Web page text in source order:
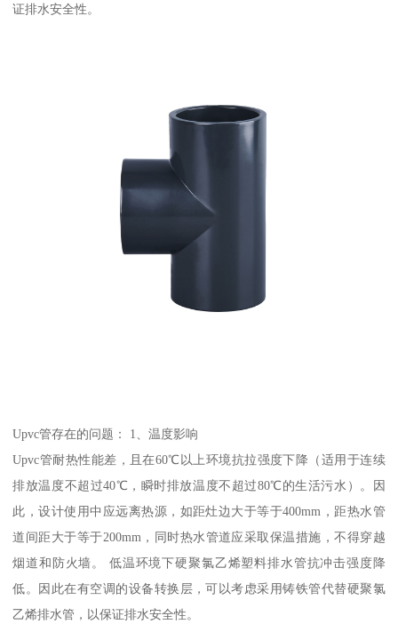
证排水安全性。
Upvc管存在的问题： 1、温度影响
Upvc管耐热性能差，且在60℃以上环境抗拉强度下降（适用于连续
排放温度不超过40℃，瞬时排放温度不超过80℃的生活污水）。因
此，设计使用中应远离热源，如距灶边大于等于400mm，距热水管
道间距大于等于200mm，同时热水管道应采取保温措施，不得穿越
烟道和防火墙。 低温环境下硬聚氯乙烯塑料排水管抗冲击强度降
低。因此在有空调的设备转换层，可以考虑采用铸铁管代替硬聚氯
乙烯排水管，以保证排水安全性。